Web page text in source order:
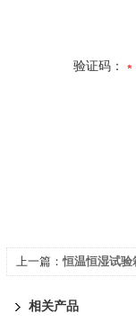
验证码：
上一篇：恒温恒湿试验
相关产品